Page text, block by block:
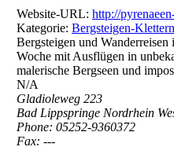
Website-URL: http://
Kategorie: Bergsteigen-Klettern
Bergsteigen und
Woche mit Ausflügen in
malerische Bergseen und
N/A
Gladioleweg 223
Bad Lippspringe Nordrhein
Phone: 05252-9360372
Fax: ---